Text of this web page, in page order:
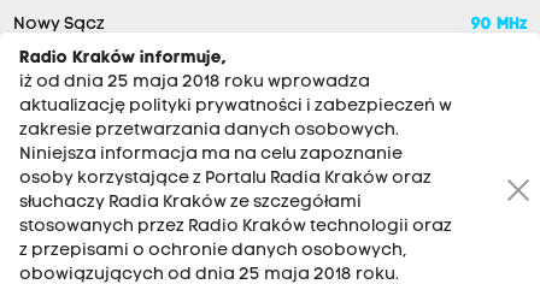
Nowy Sącz 90 MHz
RADIO KRAKÓW SA. Aleja Juliusza Słowackiego 22, 30-007
Kraków
Radio Kraków informuje,
iż od dnia 25 maja 2018 roku wprowadza
aktualizację polityki prywatności i zabezpieczeń w
zakresie przetwarzania danych osobowych.
Niniejsza informacja ma na celu zapoznanie
osoby korzystające z Portalu Radia Kraków oraz
słuchaczy Radia Kraków ze szczegółami
stosowanych przez Radio Kraków technologii oraz
z przepisami o ochronie danych osobowych,
obowiązujących od dnia 25 maja 2018 roku.